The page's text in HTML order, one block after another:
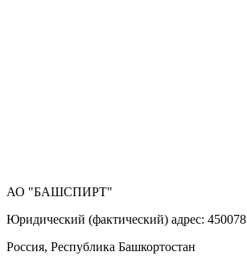
АО "БАШСПИРТ"
Юридический (фактический) адрес: 450078
Россия, Республика Башкортостан